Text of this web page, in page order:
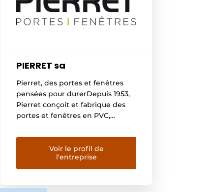
PIERRET sa
Pierret, des portes et fenêtres
pensées pour durerDepuis 1953,
Pierret conçoit et fabrique des
portes et fenêtres en PVC,
aluminium. Des menuiseries sur
mesure qui allient design soigné,
performances d’isolation élevées
et qualité durable. Grâce à une
Voir le profil de
l'entreprise